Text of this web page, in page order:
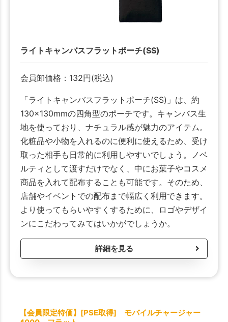
ライトキャンバスフラットポーチ(SS)
会員卸価格： 132円(税込)
「ライトキャンバスフラットポーチ(SS)」は、約
130×130mmの四角型のポーチです。キャンバス生
地を使っており、ナチュラル感が魅力のアイテム。
化粧品や小物を入れるのに便利に使えるため、受け
取った相手も日常的に利用しやすいでしょう。ノベ
ルティとして渡すだけでなく、中にお菓子やコスメ
商品を入れて配布することも可能です。そのため、
店舗やイベントでの配布まで幅広く利用できます。
より使ってもらいやすくするために、ロゴやデザイ
ンにこだわってみてはいかがでしょうか。
詳細を見る
【会員限定特価】[PSE取得] モバイルチャージャー